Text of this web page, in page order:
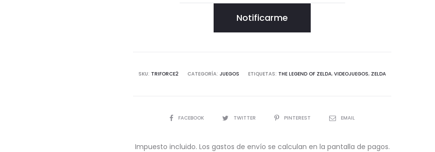
Notificarme
SKU: TRIFORCE2 CATEGORÍA: JUEGOS ETIQUETAS: THE LEGEND OF ZELDA, VIDEOJUEGOS, ZELDA
COMPARTIR
FACEBOOK TWITTER PINTEREST EMAIL
Impuesto incluido. Los gastos de envío se calculan en la pantalla de pagos.